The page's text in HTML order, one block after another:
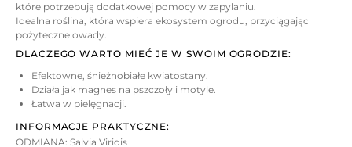
które potrzebują dodatkowej pomocy w zapylaniu.
Idealna roślina, która wspiera ekosystem ogrodu, przyciągając
pożyteczne owady.
DLACZEGO WARTO MIEĆ JE W SWOIM OGRODZIE:
Efektowne, śnieżnobiałe kwiatostany.
Działa jak magnes na pszczoły i motyle.
Łatwa w pielęgnacji.
INFORMACJE PRAKTYCZNE:
ODMIANA: Salvia Viridis